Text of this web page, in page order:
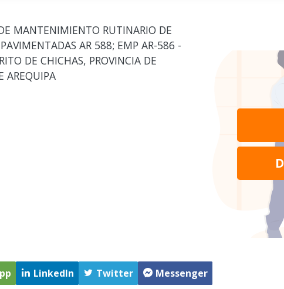
MANTENIMIENTO RUTINARIO DE
AR 588; EMP AR-586 -
DE CHICHAS, PROVINCIA DE
AREQUIPA
LinkedIn Twitter Messenger